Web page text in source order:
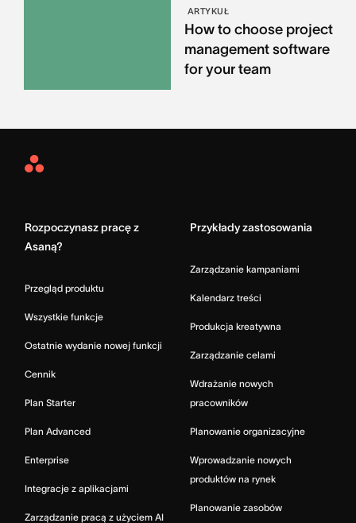
ARTYKUŁ
How to choose project
management software
for your team
Asana
Rozpoczynasz pracę z
Asaną?
Przegląd produktu
Wszystkie funkcje
Ostatnie wydanie nowej funkcji
Cennik
Plan Starter
Plan Advanced
Enterprise
Integracje z aplikacjami
Zarządzanie pracą z użyciem AI
Przykłady zastosowania
Zarządzanie kampaniami
Kalendarz treści
Produkcja kreatywna
Zarządzanie celami
Wdrażanie nowych
pracowników
Planowanie organizacyjne
Wprowadzanie nowych
produktów na rynek
Planowanie zasobów